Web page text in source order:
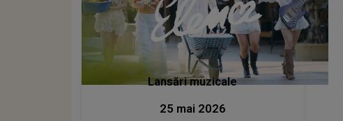
Lansări muzicale
25 mai 2026